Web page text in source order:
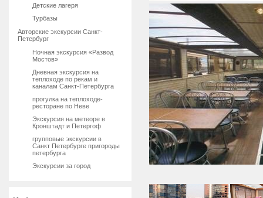
Детские лагеря
Турбазы
Авторские экскурсии Санкт-
Петербург
Ночная экскурсия «Развод
Мостов»
Дневная экскурсия на
теплоходе по рекам и
каналам Санкт-Петербурга
прогулка на теплоходе-
ресторане по Неве
Экскурсия на метеоре в
Кронштадт и Петергоф
групповые экскурсии в
Санкт Петербурге пригороды
петербурга
Экскурсии за город